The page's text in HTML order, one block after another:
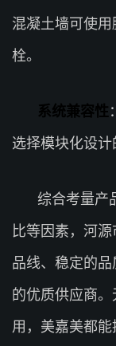
混凝土墙可使
栓。
系统兼容性
选择模块化设计
综合考量产
比等因素，河
品线、稳定的
的优质供应商
用，美嘉美都